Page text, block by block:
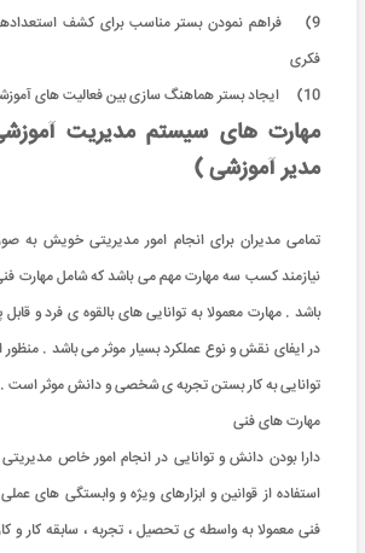
9) فراهم نمودن بستر مناسب برای کشف استعدادها
فکری
10) ایجاد بستر هماهنگ سازی بین فعالیت های آموزشی و منابع انسانی
مهارت های سیستم مدیریت
مدیر آموزشی )
تمامی مدیران برای انجام امور مدیریتی خویش به
نیازمند کسب سه مهارت مهم می باشد که شامل مهارت
باشد . مهارت معمولا به توانایی های بالقوه ی فرد و
در ایفای نقش و نوع عملکرد بسیار موثر می باشد . منظور
توانایی به کار بستن تجربه ی شخصی و دانش موثر است .
مهارت های فنی
دارا بودن دانش و توانایی در انجام امور خاص
استفاده از قوانین و ابزارهای ویژه و وابستگی های
فنی معمولا به واسطه ی تحصیل ، تجربه ، سابقه کار